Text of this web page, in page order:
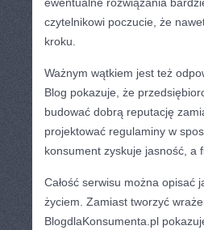
czytelnikowi poczucie, że
kroku.
Ważnym wątkiem jest też
Blog pokazuje, że
budować dobrą reputację
projektować regulaminy w
konsument zyskuje jasność, a
Całość serwisu można opisać
życiem. Zamiast tworzyć
BlogdlaKonsumenta.pl